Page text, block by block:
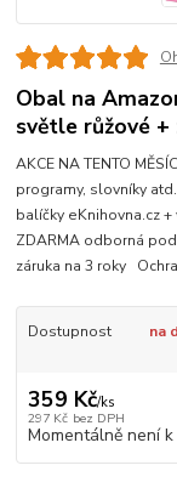
Obal na
světle růžové
AKCE NA TENTO
programy, slovníky
balíčky eKnihovna.cz
ZDARMA odborná
záruka na 3 roky
Dostupnost na
359 Kč/ks
297 Kč bez DPH
Momentálně není